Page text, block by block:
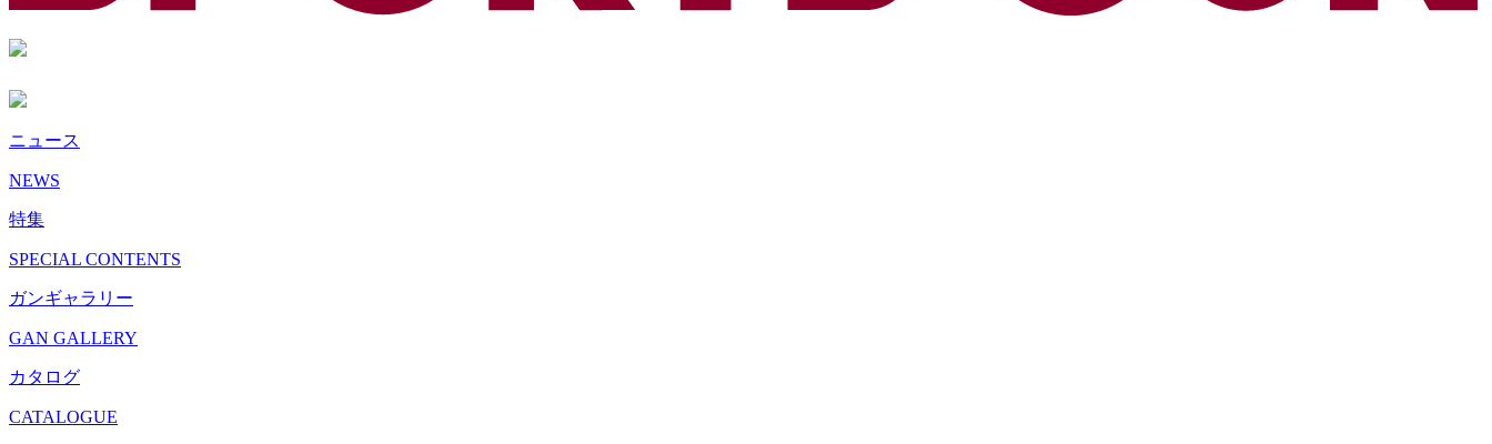
ニュース
NEWS
特集
SPECIAL CONTENTS
ガンギャラリー
GAN GALLERY
カタログ
CATALOGUE